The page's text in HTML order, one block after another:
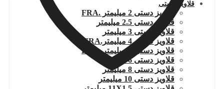
قلاویز دستی
قلاویز دستی 2 میلیمتر .FRA
قلاویز دستی 2.5 میلیمتر
قلاویز دستی 3 میلیمتر
قلاویز دستی 4 میلیمتر.FRA
قلاویز دستی 5 میلیمتر .FRA
قلاویز دستی 6 میلیمتر
قلاویز دستی 8 میلیمتر
قلاویز دستی 10 میلیمتر